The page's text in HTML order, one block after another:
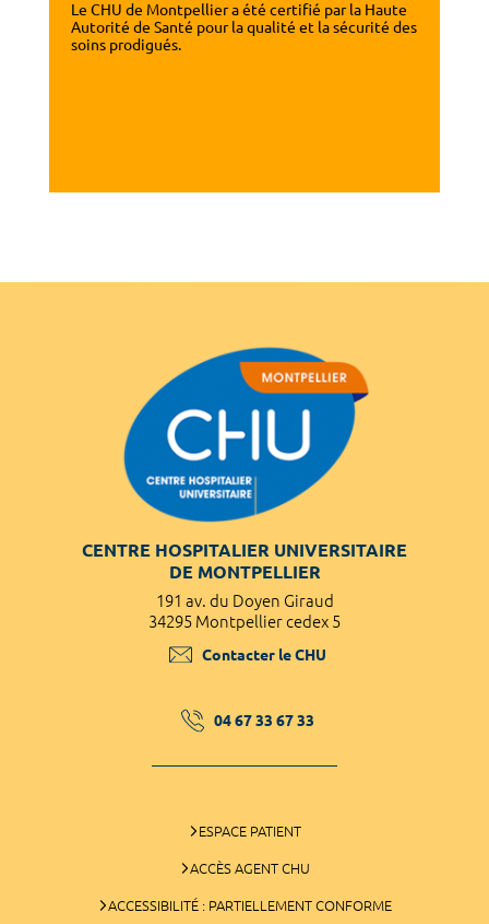
Le CHU de Montpellier a été certifié par la Haute
Autorité de Santé pour la qualité et la sécurité des
soins prodigués.
CENTRE HOSPITALIER UNIVERSITAIRE
DE MONTPELLIER
191 av. du Doyen Giraud
34295 Montpellier cedex 5
Contacter le CHU
04 67 33 67 33
ESPACE PATIENT
ACCÈS AGENT CHU
ACCESSIBILITÉ : PARTIELLEMENT CONFORME